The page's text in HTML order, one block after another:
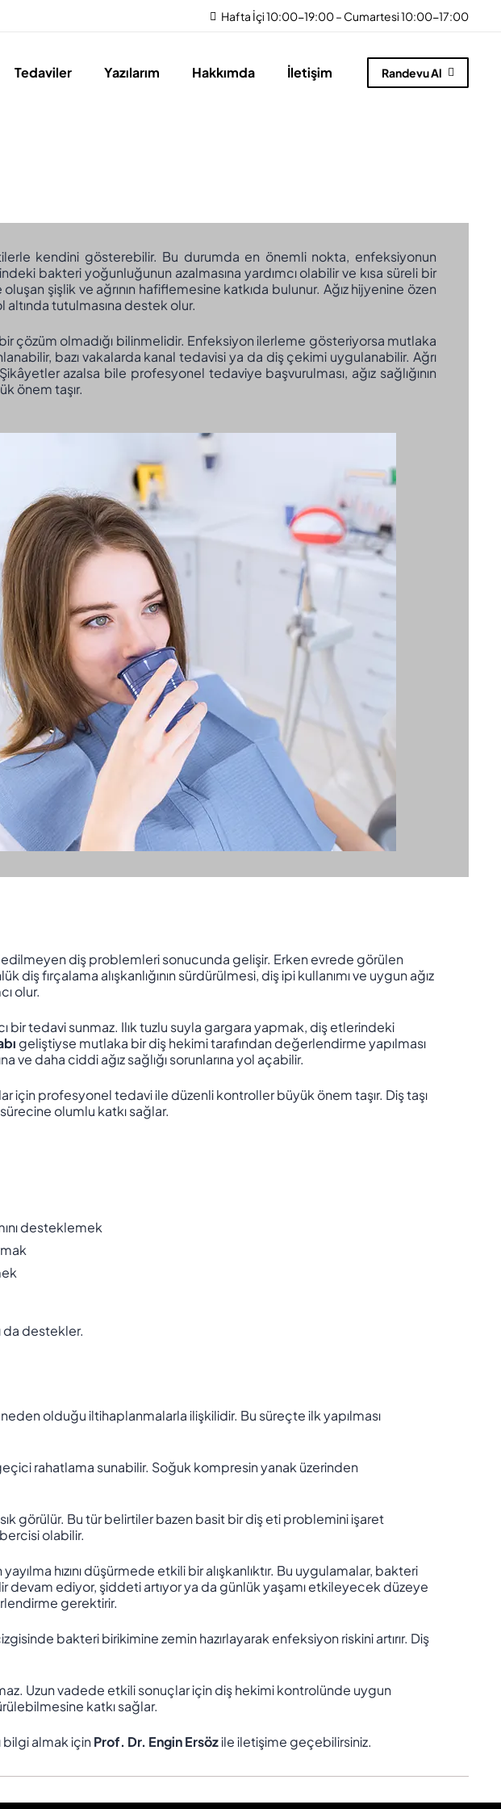
Hafta İçi 10:00-19:00 – Cumartesi 10:00-17:00
Tedaviler Yazılarım Hakkımda İletişim Randevu Al
kendini gösterebilir. Bu durumda en önemli nokta, enfeksiyonun
bakteri yoğunluğunun azalmasına yardımcı olabilir ve kısa süreli bir
şişlik ve ağrının hafiflemesine katkıda bulunur. Ağız hijyenine özen
altında tutulmasına destek olur.
çözüm olmadığı bilinmelidir. Enfeksiyon ilerleme gösteriyorsa mutlaka
bazı vakalarda kanal tedavisi ya da diş çekimi uygulanabilir. Ağrı
azalsa bile profesyonel tedaviye başvurulması, ağız sağlığının
önem taşır.
edilmeyen diş problemleri sonucunda gelişir. Erken evrede görülen
diş fırçalama alışkanlığının sürdürülmesi, diş ipi kullanımı ve uygun ağız
olur.
bir tedavi sunmaz. Ilık tuzlu suyla gargara yapmak, diş etlerindeki
geliştiyse mutlaka bir diş hekimi tarafından değerlendirme yapılması
daha ciddi ağız sağlığı sorunlarına yol açabilir.
için profesyonel tedavi ile düzenli kontroller büyük önem taşır. Diş taşı
olumlu katkı sağlar.
desteklemek
da destekler.
olduğu iltihaplanmalarla ilişkilidir. Bu süreçte ilk yapılması
rahatlama sunabilir. Soğuk kompresin yanak üzerinden
sık görülür. Bu tür belirtiler bazen basit bir diş eti problemini işaret
olabilir.
hızını düşürmede etkili bir alışkanlıktır. Bu uygulamalar, bakteri
devam ediyor, şiddeti artıyor ya da günlük yaşamı etkileyecek düzeye
gerektirir.
bakteri birikimine zemin hazırlayarak enfeksiyon riskini artırır. Diş
Uzun vadede etkili sonuçlar için diş hekimi kontrolünde uygun
katkı sağlar.
bilgi almak içinProf. Dr. Engin Ersözile iletişime geçebilirsiniz.